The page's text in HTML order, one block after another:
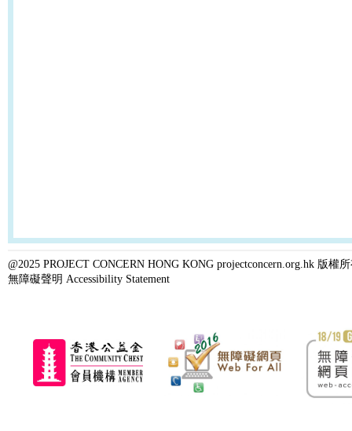
@2025 PROJECT CONCERN HONG KONG projectconcern.org.hk 版權
無障礙聲明 Accessibility Statement